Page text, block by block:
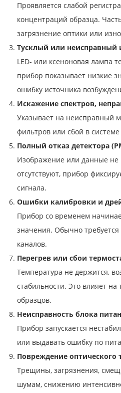
Проявляется слабой
концентраций образца.
загрязнение оптики или
Тусклый или неисправный
LED- или ксеноновая лампа
прибор показывает низкие
ошибку источника
Искажение спектров,
Указывает на неисправный
фильтров или сбой в
Полный отказ детектора
Изображение или данные не
отсутствуют, прибор
сигнала.
Ошибки калибровки и
Прибор со временем
значения. Обычно требуется
каналов.
Перегрев или сбои
Температура не держится,
стабильности. Это влияет на
образцов.
Неисправность блока
Прибор запускается
или выдавать ошибку по
Повреждение оптического
Трещины, загрязнения,
шумам, снижению